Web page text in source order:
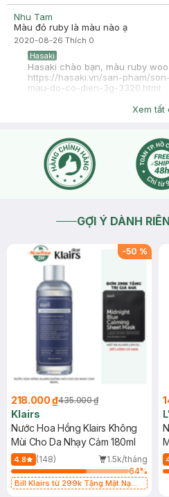
Nhu Tam
Màu đỏ ruby là màu nào ạ
2020-08-26 Thích 0
Hasaki
Hasaki chào bạn, màu ruby
https://hasaki.vn/san-pham/
mau-do-co-dien-3g-3320.html
Xem tất
GỢI Ý DÀNH
-50 %
218.000 ₫435.000 ₫
Klairs
Nước Hoa Hồng Klairs Không
Mùi Cho Da Nhạy Cảm 180ml
4.8 (148)
1.5k/tháng
64%
Bill Klairs từ 299k Tặng Mặt Nạ